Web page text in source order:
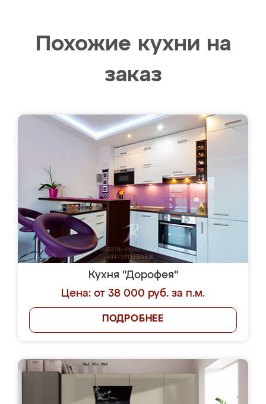
Похожие кухни на
заказ
Кухня "Дорофея"
Цена: от 38 000 руб. за п.м.
ПОДРОБНЕЕ